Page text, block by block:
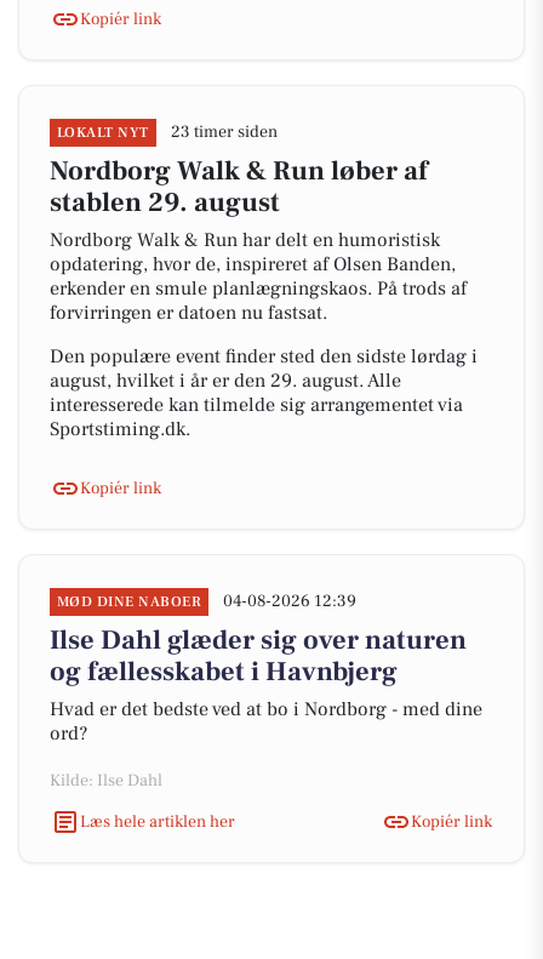
Kopiér link
LOKALT NYT 23 timer siden
Nordborg Walk & Run løber af
stablen 29. august
Nordborg Walk & Run har delt en humoristisk
opdatering, hvor de, inspireret af Olsen Banden,
erkender en smule planlægningskaos. På trods af
forvirringen er datoen nu fastsat.
Den populære event finder sted den sidste lørdag i
august, hvilket i år er den 29. august. Alle
interesserede kan tilmelde sig arrangementet via
Sportstiming.dk.
Kopiér link
MØD DINE NABOER 04-08-2026 12:39
Ilse Dahl glæder sig over naturen
og fællesskabet i Havnbjerg
Hvad er det bedste ved at bo i Nordborg - med dine
ord?
Kilde: Ilse Dahl
Læs hele artiklen her
Kopiér link